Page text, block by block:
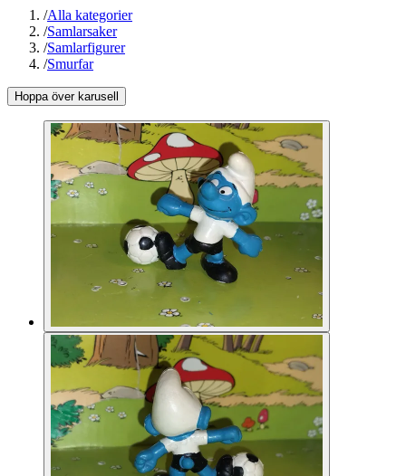
/Alla kategorier
/Samlarsaker
/Samlarfigurer
/Smurfar
Hoppa över karusell